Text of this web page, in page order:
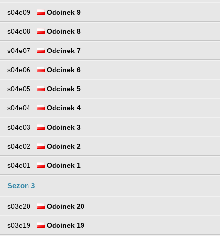
s04e09 Odcinek 9
s04e08 Odcinek 8
s04e07 Odcinek 7
s04e06 Odcinek 6
s04e05 Odcinek 5
s04e04 Odcinek 4
s04e03 Odcinek 3
s04e02 Odcinek 2
s04e01 Odcinek 1
Sezon 3
s03e20 Odcinek 20
s03e19 Odcinek 19